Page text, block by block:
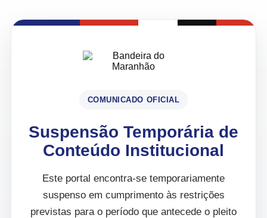
COMUNICADO OFICIAL
Suspensão Temporária de
Conteúdo Institucional
Este portal encontra-se temporariamente
suspenso em cumprimento às restrições
previstas para o período que antecede o pleito